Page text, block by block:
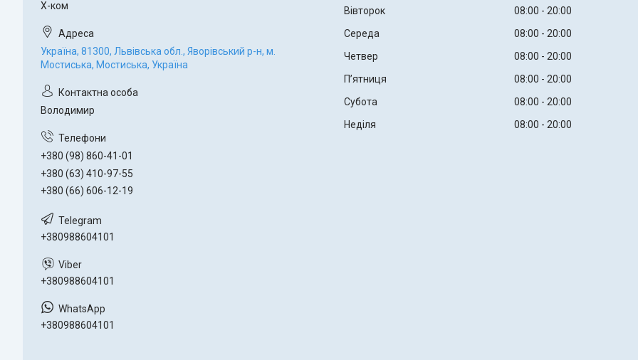
Х-ком
Україна, 81300, Львівська обл., Яворівський р-н, м.
Мостиська, Мостиська, Україна
Володимир
+380 (98) 860-41-01
+380 (63) 410-97-55
+380 (66) 606-12-19
+380988604101
+380988604101
+380988604101
Вівторок
08:00
20:00
Середа
08:00
20:00
Четвер
08:00
20:00
Пʼятниця
08:00
20:00
Субота
08:00
20:00
Неділя
08:00 20:00